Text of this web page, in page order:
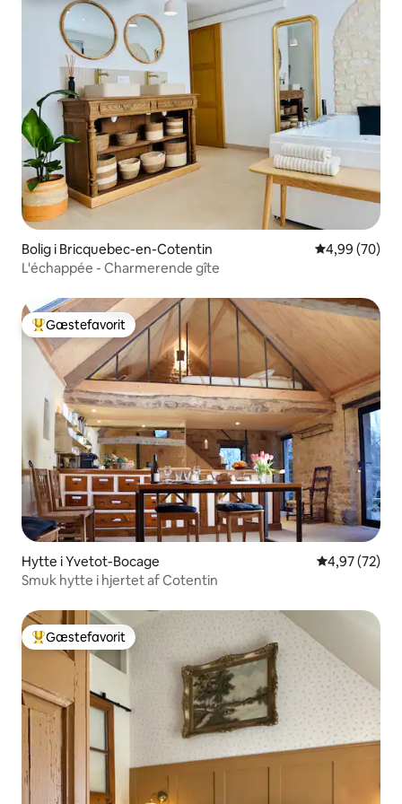
Bolig i Bricquebec-en-Cotentin 4,99 ud af 5 i
4,99 (70)
L'échappée - Charmerende gîte
Bedste gæstefavorit
Gæstefavorit
Hytte i Yvetot-Bocage 4,97 ud af 5 i
4,97 (72)
Smuk hytte i hjertet af Cotentin
Bedste gæstefavorit
Gæstefavorit